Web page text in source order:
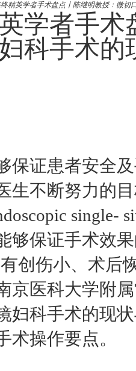
终精英学者手术盘点丨陈继明教授：微切
学者手
科手术的
保证患者安全
生不断努力的
single-
够保证手术效
创伤小、术后
京医科大学附
妇科手术的现
术操作要点。